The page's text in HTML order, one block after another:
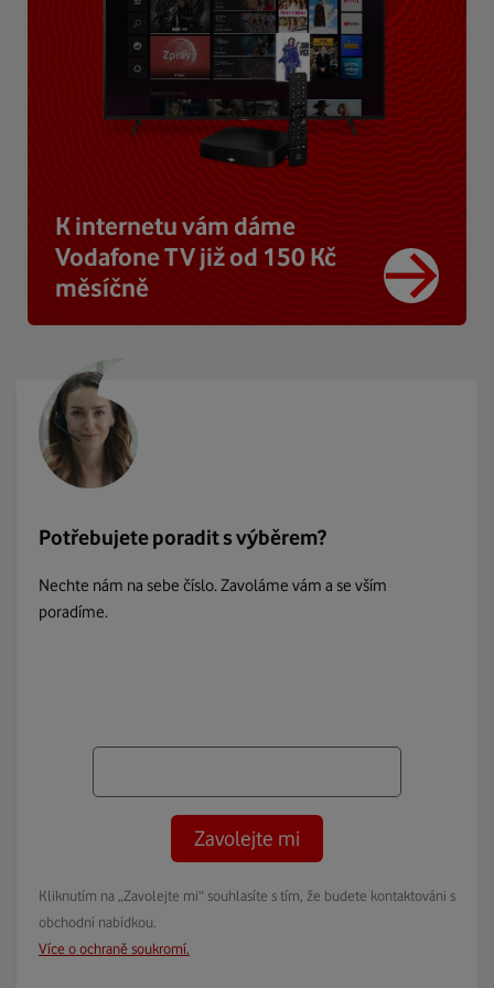
K internetu vám dáme
Vodafone TV již od 150 Kč
měsíčně
Potřebujete poradit s výběrem?
Nechte nám na sebe číslo. Zavoláme vám a se vším
poradíme.
Zavolejte mi
Kliknutím na „Zavolejte mi“ souhlasíte s tím, že budete kontaktováni s
obchodní nabídkou.
Více o ochraně soukromí.